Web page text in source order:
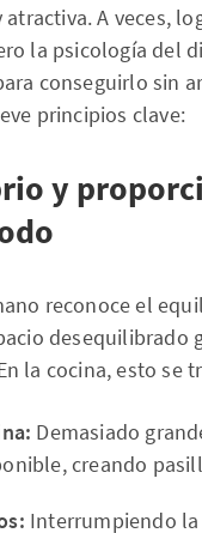
A veces,
la psicología del
conseguirlo sin
principios clave:
y
reconoce el
desequilibrado
la cocina, esto se
Demasiado
creando
Interrumpiendo